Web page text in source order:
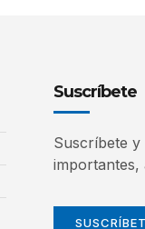
Suscríbete
Suscríbete y
importantes,